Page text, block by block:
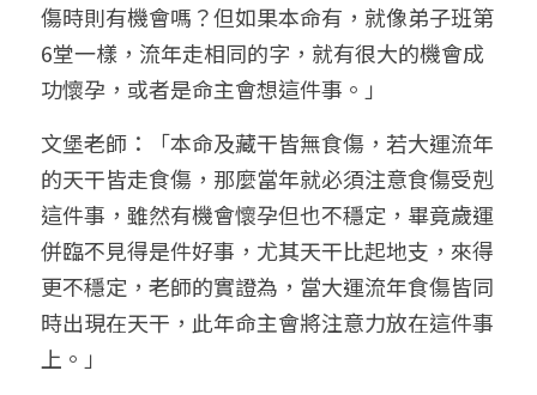
傷時則有機會嗎？但如果本命有，就像弟子班第
6堂一樣，流年走相同的字，就有很大的機會成
功懷孕，或者是命主會想這件事。」
文堡老師：「本命及藏干皆無食傷，若大運流年
的天干皆走食傷，那麼當年就必須注意食傷受剋
這件事，雖然有機會懷孕但也不穩定，畢竟歲運
併臨不見得是件好事，尤其天干比起地支，來得
更不穩定，老師的實證為，當大運流年食傷皆同
時出現在天干，此年命主會將注意力放在這件事
上。」